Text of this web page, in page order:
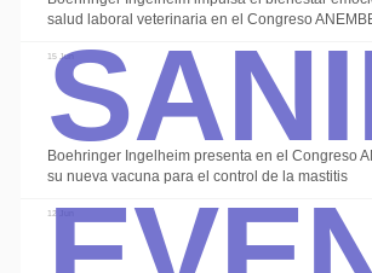
salud laboral veterinaria en el Congreso
15 Jun
Boehringer Ingelheim presenta en el Congreso
su nueva vacuna para el control de la mastitis
12 Jun